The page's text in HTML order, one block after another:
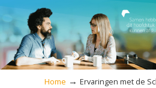
Home → Ervaringen met de